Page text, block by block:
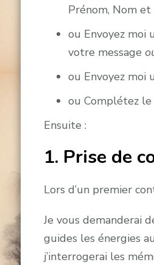
Prénom, Nom
ou Envoyez moi
votre message
ou Envoyez moi
ou Complétez
Ensuite :
1. Prise de
Lors d’un premier
Je vous demanderai
guides les énergies
j’interrogerai les